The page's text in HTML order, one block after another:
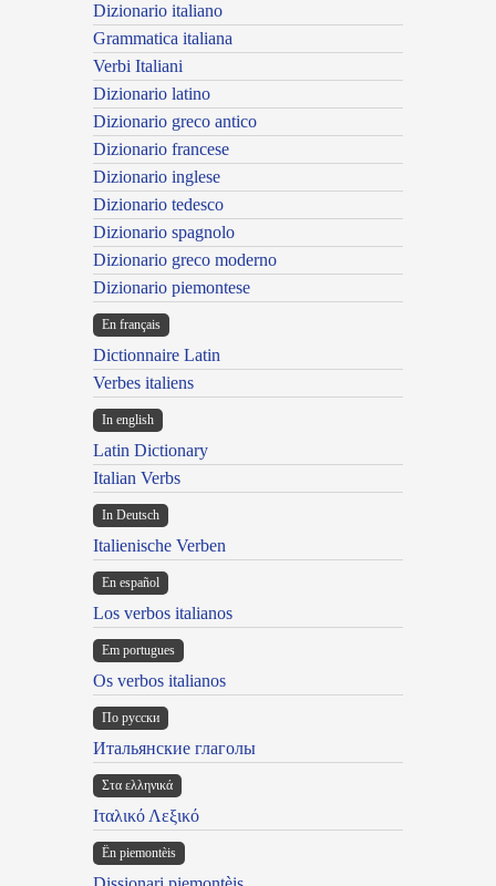
Dizionario italiano
Grammatica italiana
Verbi Italiani
Dizionario latino
Dizionario greco antico
Dizionario francese
Dizionario inglese
Dizionario tedesco
Dizionario spagnolo
Dizionario greco moderno
Dizionario piemontese
En français
Dictionnaire Latin
Verbes italiens
In english
Latin Dictionary
Italian Verbs
In Deutsch
Italienische Verben
En español
Los verbos italianos
Em portugues
Os verbos italianos
По русски
Итальянские глаголы
Στα ελληνικά
Ιταλικό Λεξικό
Ën piemontèis